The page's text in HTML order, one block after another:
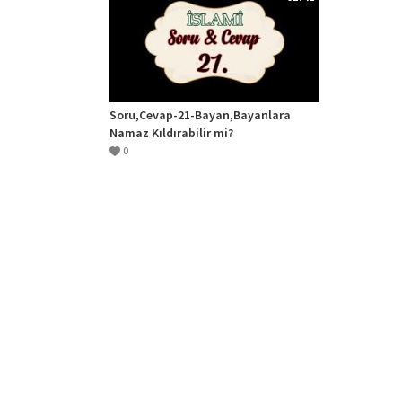
Soru,Cevap-21-Bayan,Bayanlara
Namaz Kıldırabilir mi?
0